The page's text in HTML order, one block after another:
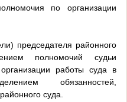
по организации
председателя районного
полномочий судьи
работы суда в
обязанностей,
суда.